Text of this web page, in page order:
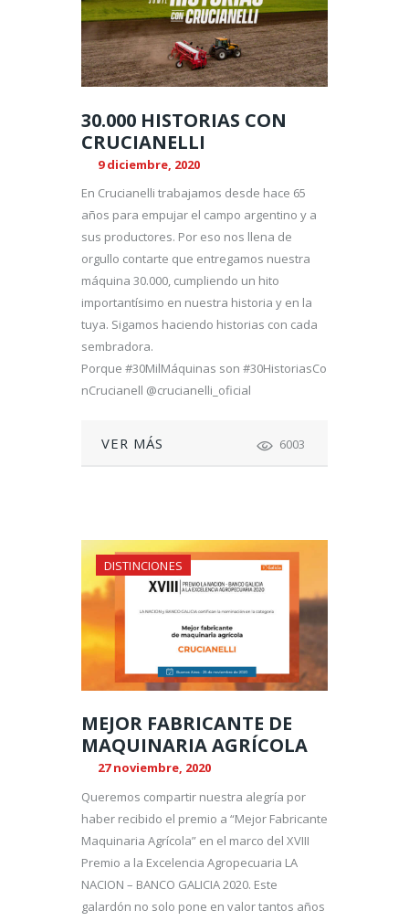
30.000 HISTORIAS CON
CRUCIANELLI
9 diciembre, 2020
En Crucianelli trabajamos desde hace 65
años para empujar el campo argentino y a
sus productores. Por eso nos llena de
orgullo contarte que entregamos nuestra
máquina 30.000, cumpliendo un hito
importantísimo en nuestra historia y en la
tuya. Sigamos haciendo historias con cada
sembradora.
Porque #30MilMáquinas son #30HistoriasCo
nCrucianell @crucianelli_oficial
VER MÁS 6003
DISTINCIONES
MEJOR FABRICANTE DE
MAQUINARIA AGRÍCOLA
27 noviembre, 2020
Queremos compartir nuestra alegría por
haber recibido el premio a “Mejor Fabricante
Maquinaria Agrícola” en el marco del XVIII
Premio a la Excelencia Agropecuaria LA
NACION – BANCO GALICIA 2020. Este
galardón no solo pone en valor tantos años